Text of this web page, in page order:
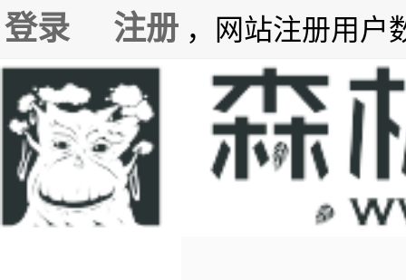
登录 注册 ，网站注册用户